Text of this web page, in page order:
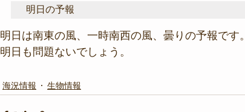
明日の予報
明日は南東の風、一時南西の風、曇りの予報です。
明日も問題ないでしょう。
海況情報 生物情報